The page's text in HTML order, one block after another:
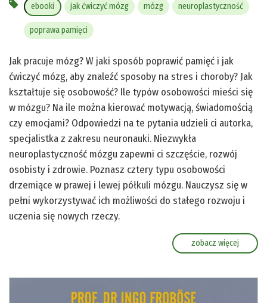
ebooki jak ćwiczyć mózg mózg neuroplastyczność
poprawa pamięci
Jak pracuje mózg? W jaki sposób poprawić pamięć i jak
ćwiczyć mózg, aby znaleźć sposoby na stres i choroby? Jak
kształtuje się osobowość? Ile typów osobowości mieści się
w mózgu? Na ile można kierować motywacją, świadomością
czy emocjami? Odpowiedzi na te pytania udzieli ci autorka,
specjalistka z zakresu neuronauki. Niezwykła
neuroplastyczność mózgu zapewni ci szczęście, rozwój
osobisty i zdrowie. Poznasz cztery typu osobowości
drzemiące w prawej i lewej półkuli mózgu. Nauczysz się w
pełni wykorzystywać ich możliwości do stałego rozwoju i
uczenia się nowych rzeczy.
zobacz więcej